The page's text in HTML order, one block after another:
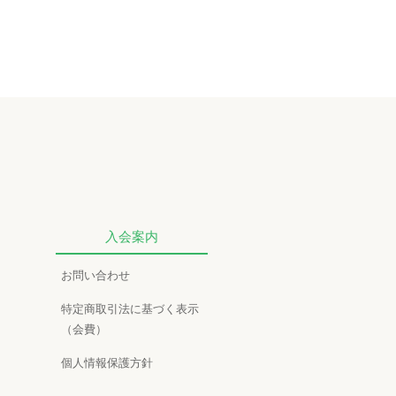
入会案内
お問い合わせ
特定商取引法に基づく表示
（会費）
個人情報保護方針